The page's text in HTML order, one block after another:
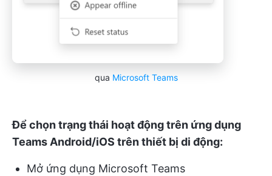
qua Microsoft Teams
Để chọn trạng thái hoạt động trên ứng dụng
Teams Android/iOS trên thiết bị di động:
Mở ứng dụng Microsoft Teams